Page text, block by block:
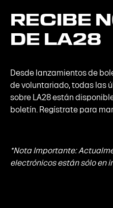
RECIBE
DE LA28
Desde lanzamientos de
de voluntariado, todas las
sobre LA28 están
boletín. Regístrate para
*Nota Importante:
electrónicos están sólo en